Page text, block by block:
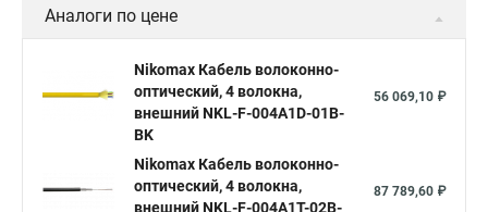
Аналоги по цене
Nikomax Кабель волоконно-
оптический, 4 волокна,
внешний NKL-F-004A1D-01B-
BK
56 069,10 ₽
Nikomax Кабель волоконно-
оптический, 4 волокна,
внешний NKL-F-004A1T-02B-
87 789,60 ₽